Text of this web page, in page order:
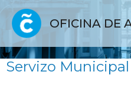
OFICINA DE
Servizo